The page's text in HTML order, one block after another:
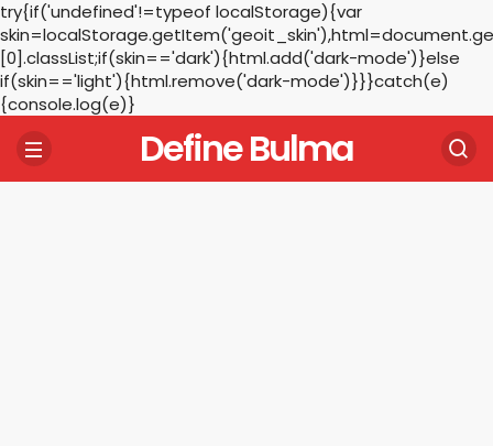
try{if('undefined'!=typeof localStorage){var
[0].classList;if(skin=='dark'){html.add('dark-mode')}else
if(skin=='light'){html.remove('dark-mode')}}}catch(e)
{console.log(e)}
Define Bulma